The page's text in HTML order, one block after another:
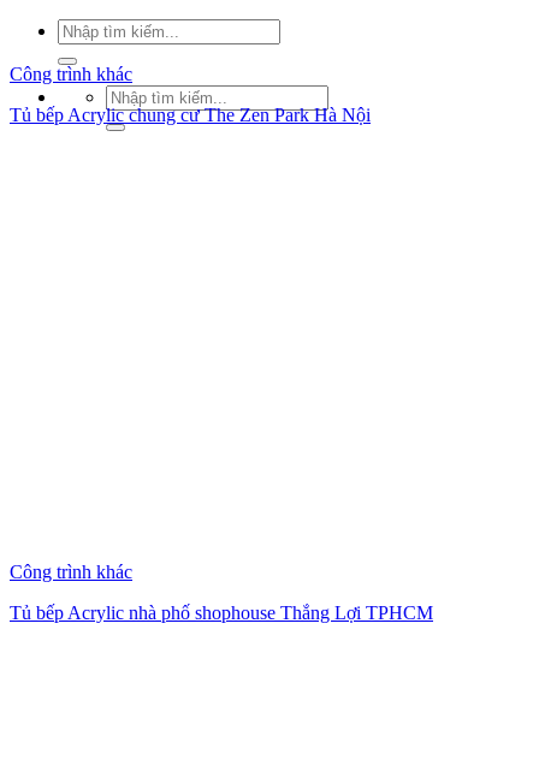
Tìm
kiếm:
Tìm
kiếm:
Công trình khác
Tủ bếp Acrylic chung cư The Zen Park Hà Nội
Công trình khác
Tủ bếp Acrylic nhà phố shophouse Thắng Lợi TPHCM